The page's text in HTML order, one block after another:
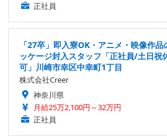
正社員
「27卒」即入寮OK・アニメ・映像作
ッケージ封入スタッフ「正社員/土日祝
可」川崎市幸区中幸町1丁目
株式会社Creer
神奈川県
月給25万2,100円～32万円
正社員